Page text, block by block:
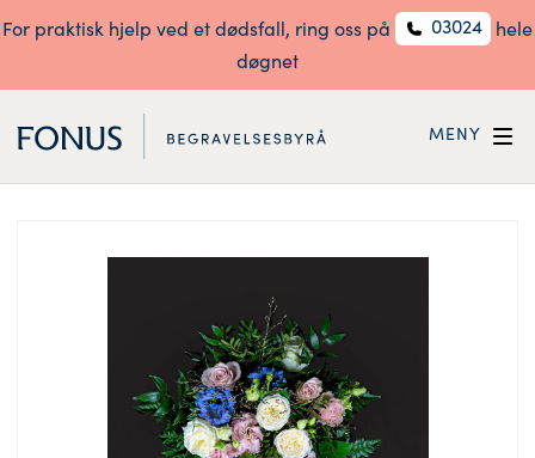
For praktisk hjelp ved et dødsfall, ring oss på 03024
hele
døgnet
MENY